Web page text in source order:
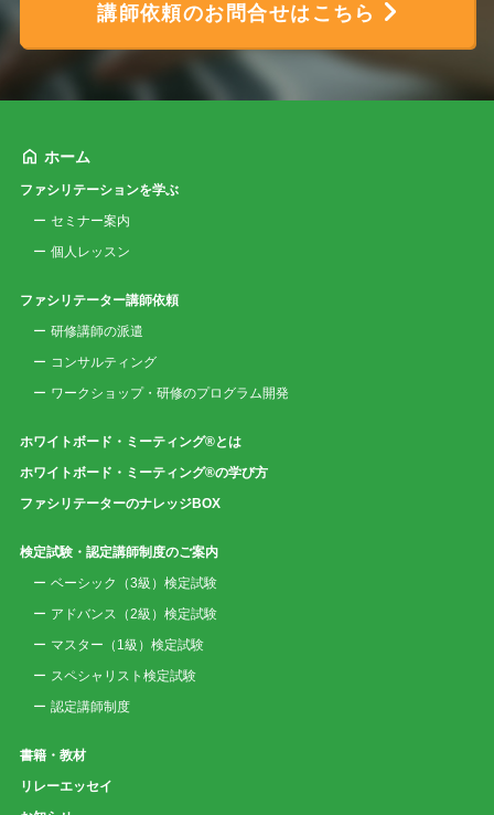
講師依頼のお問合せはこちら
ホーム
ファシリテーションを学ぶ
セミナー案内
個人レッスン
ファシリテーター講師依頼
研修講師の派遣
コンサルティング
ワークショップ・研修のプログラム開発
ホワイトボード・ミーティング®とは
ホワイトボード・ミーティング®の学び方
ファシリテーターのナレッジBOX
検定試験・認定講師制度のご案内
ベーシック（3級）検定試験
アドバンス（2級）検定試験
マスター（1級）検定試験
スペシャリスト検定試験
認定講師制度
書籍・教材
リレーエッセイ